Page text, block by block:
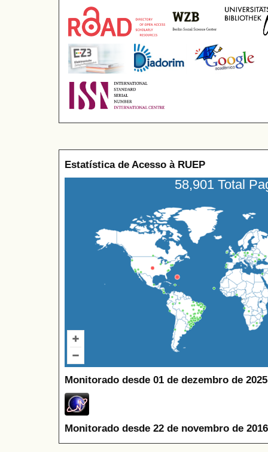
Estatística de Acesso à RUEP
58,901 Total
Monitorado desde 01 de dezembro de
Monitorado desde 22 de novembro de